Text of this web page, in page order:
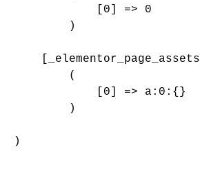
            [0] => 0
        )
        (
            [0] => a:0:{}
        )
)